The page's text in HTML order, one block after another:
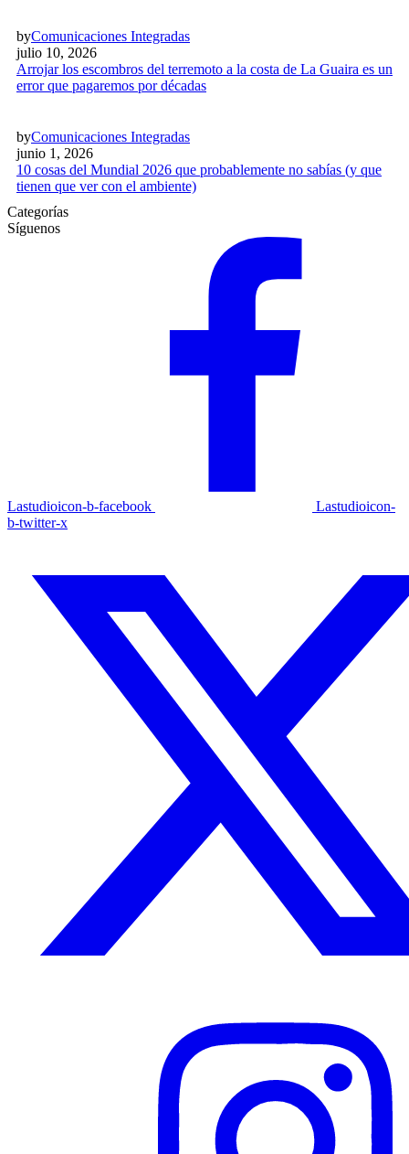
byComunicaciones Integradas
julio 10, 2026
Arrojar los escombros del terremoto a la costa de La Guaira es un
error que pagaremos por décadas
byComunicaciones Integradas
junio 1, 2026
10 cosas del Mundial 2026 que probablemente no sabías (y que
tienen que ver con el ambiente)
Categorías
Síguenos
Lastudioicon-b-facebook
Lastudioicon-
b-twitter-x